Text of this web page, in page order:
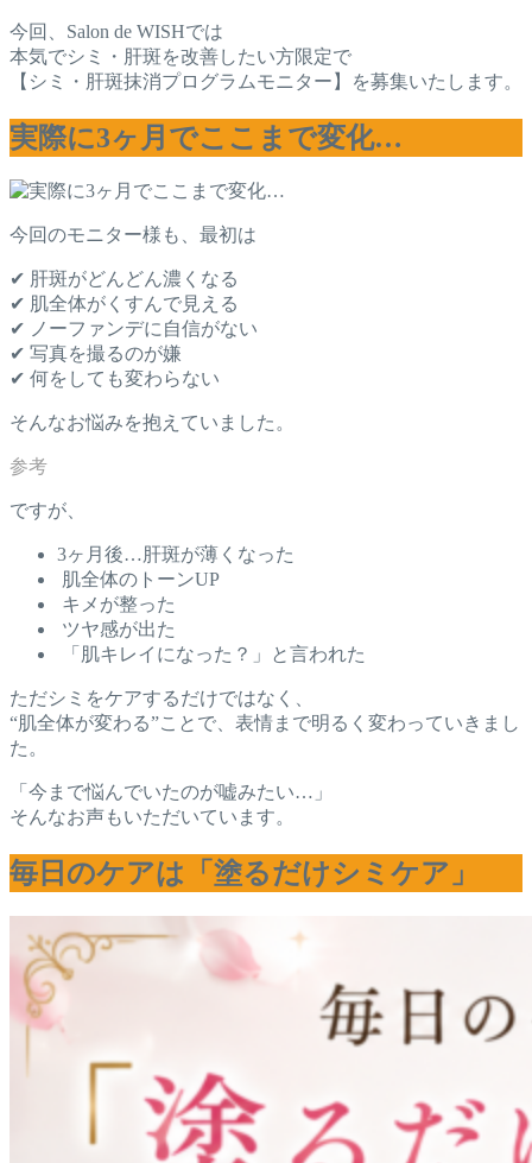
今回、Salon de WISHでは
本気でシミ・肝斑を改善したい方限定で
【シミ・肝斑抹消プログラムモニター】を募集いたします。
実際に3ヶ月でここまで変化…
今回のモニター様も、最初は
✔ 肝斑がどんどん濃くなる
✔ 肌全体がくすんで見える
✔ ノーファンデに自信がない
✔ 写真を撮るのが嫌
✔ 何をしても変わらない
そんなお悩みを抱えていました。
ですが、
3ヶ月後…肝斑が薄くなった
肌全体のトーンUP
キメが整った
ツヤ感が出た
「肌キレイになった？」と言われた
ただシミをケアするだけではなく、
“肌全体が変わる”ことで、表情まで明るく変わっていきまし
た。
「今まで悩んでいたのが嘘みたい…」
そんなお声もいただいています。
毎日のケアは「塗るだけシミケア」